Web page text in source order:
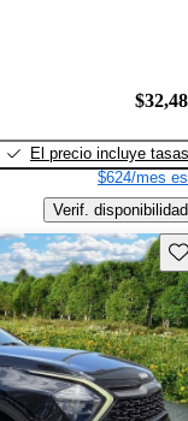
El precio incluye tasas
$624/mes
Verif. disponibilidad